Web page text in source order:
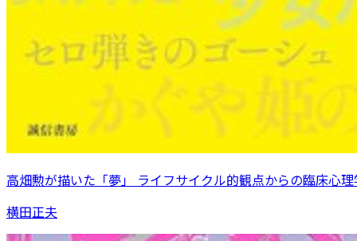
高畑勲が描いた「夢」 ライフサイクル的観点からの臨床心
横田正夫